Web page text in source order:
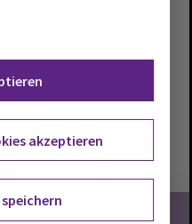
Kirche
akzeptieren